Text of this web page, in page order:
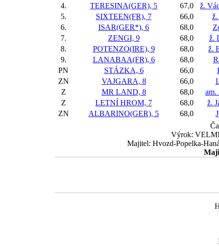
4.
TERESINA(GER), 5 67,0
ž.
5.
SIXTEEN(FR), 7 66,0
ž.
6.
ISAR(GER*), 6 68,0
7.
ZENGI, 9 68,0
ž.
8.
POTENZO(IRE), 9 68,0
ž.
9.
LANABAA(FR), 6 68,0
PN
STÁZKA, 6 66,0
ZN
VAJGARA, 8 66,0
Z
MR LAND, 8 68,0
am.
Z
LETNÍ HROM, 7 68,0
ž.
ZN
ALBARINO(GER), 5 68,0
Výrok: VELMI
Majitel: Hvozd-Popelka-